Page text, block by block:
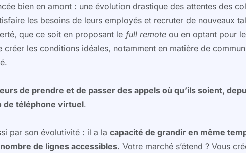
bien en amont : une évolution drastique des attentes des
les besoins de leurs employés et recruter de nouveaux
que ce soit en proposant le full remote ou en optant pour
les conditions idéales, notamment en matière de
de prendre et de passer des appels où qu’ils soient,
de téléphone virtuel.
par son évolutivité : il a la capacité de grandir en même
de lignes accessibles. Votre marché s’étend ? Vous